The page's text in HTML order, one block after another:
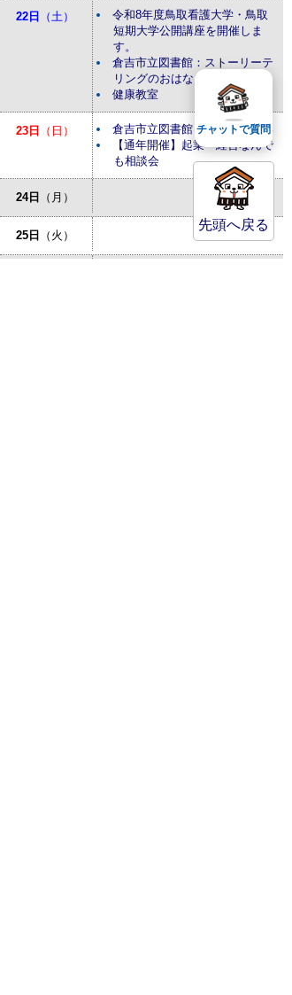
22日 （土）
令和8年度鳥取看護大学・鳥取
短期大学公開講座を開催しま
す。
倉吉市立図書館：ストーリーテ
リングのおはなし会
健康教室
23日 （日）
倉吉市立図書館：おはなしかい
【通年開催】起業・経営なんで
も相談会
24日 （月）
25日 （火）
先頭へ戻る
チャットで質問